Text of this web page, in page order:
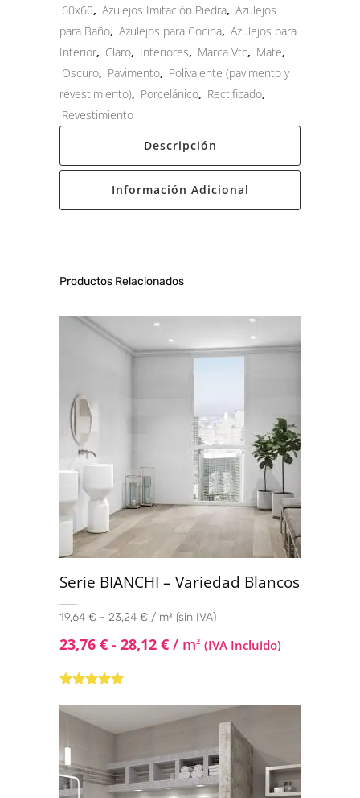
60x60, Azulejos Imitación Piedra, Azulejos
para Baño, Azulejos para Cocina, Azulejos para
Interior, Claro, Interiores, Marca Vtc, Mate,
Oscuro, Pavimento, Polivalente (pavimento y
revestimiento), Porcelánico, Rectificado,
Revestimiento
Descripción
Información Adicional
Productos Relacionados
Serie BIANCHI – Variedad Blancos
19,64 € - 23,24 € / m² (sin IVA)
23,76 € - 28,12 € / m2 (IVA Incluido)
5.00de 5